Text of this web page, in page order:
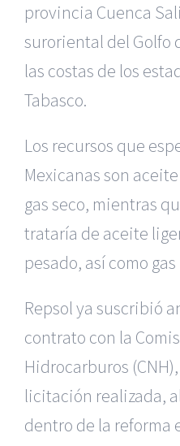
provincia Cuenca
suroriental del Golfo
las costas de los
Tabasco.
Los recursos que
Mexicanas son
gas seco, mientras
trataría de aceite
pesado, así como
Repsol ya suscribió
contrato con la
Hidrocarburos
licitación realizada,
dentro de la reforma